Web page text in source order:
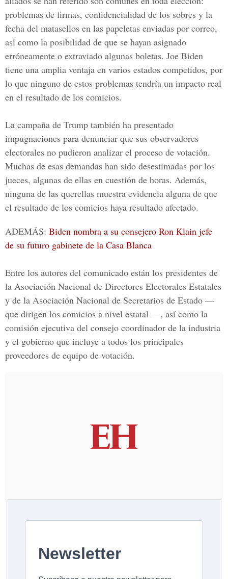
problemas de firmas, confidencialidad de los sobres y la
fecha del matasellos en las papeletas enviadas por correo,
así como la posibilidad de que se hayan asignado
erróneamente o extraviado algunas boletas. Joe Biden
tiene una amplia ventaja en varios estados competidos, por
lo que ninguno de estos problemas tendría un impacto real
en el resultado de los comicios.
La campaña de Trump también ha presentado
impugnaciones para denunciar que sus observadores
electorales no pudieron analizar el proceso de votación.
Muchas de esas demandas han sido desestimadas por los
jueces, algunas de ellas en cuestión de horas. Además,
ninguna de las querellas muestra evidencia alguna de que
el resultado de los comicios haya resultado afectado.
ADEMÁS: Biden nombra a su consejero Ron Klain jefe
de su futuro gabinete de la Casa Blanca
Entre los autores del comunicado están los presidentes de
la Asociación Nacional de Directores Electorales Estatales
y de la Asociación Nacional de Secretarios de Estado —
que dirigen los comicios a nivel estatal —, así como la
comisión ejecutiva del consejo coordinador de la industria
y el gobierno que incluye a todos los principales
proveedores de equipo de votación.